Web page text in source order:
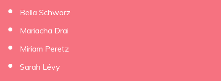
Bella Schwarz
Mariacha Drai
Miriam Peretz
Sarah Lévy